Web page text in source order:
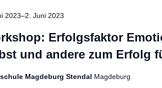
2023–2. Juni 2023
Erfolgsfaktor
und andere zum Erfolg
Magdeburg Stendal Magdeburg